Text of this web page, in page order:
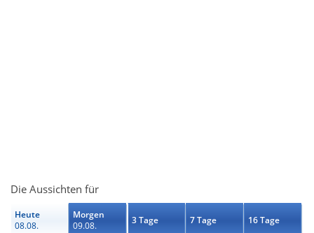
Die Aussichten für
Heute
08.08.
Morgen
09.08.
3 Tage 7 Tage 16 Tage